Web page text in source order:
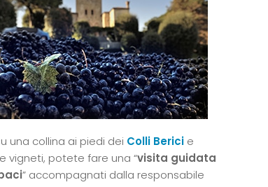
una collina ai piedi dei Colli Berici e
vigneti, potete fare una “visita guidata
” accompagnati dalla responsabile